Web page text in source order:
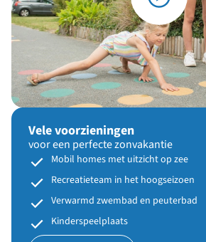
Vele voorzieningen
voor een perfecte zonvakantie
Mobil homes met uitzicht op zee
Recreatieteam in het hoogseizoen
Verwarmd zwembad en peuterbad
Kinderspeelplaats